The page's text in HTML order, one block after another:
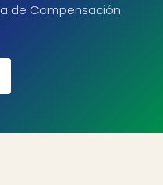
de Compensación